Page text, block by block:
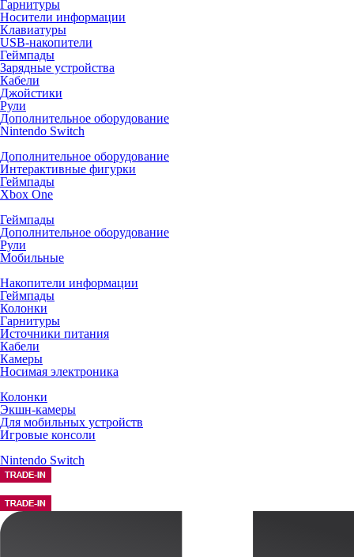
Гарнитуры
Носители информации
Клавиатуры
USB-накопители
Геймпады
Зарядные устройства
Кабели
Джойстики
Рули
Дополнительное оборудование
Nintendo Switch
Дополнительное оборудование
Интерактивные фигурки
Геймпады
Xbox One
Геймпады
Дополнительное оборудование
Рули
Мобильные
Накопители информации
Геймпады
Колонки
Гарнитуры
Источники питания
Кабели
Камеры
Носимая электроника
Колонки
Экшн-камеры
Для мобильных устройств
Игровые консоли
Nintendo Switch